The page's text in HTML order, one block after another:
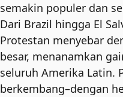
semakin populer dan
Dari Brazil hingga El
Protestan menyebar
besar, menanamkan
seluruh Amerika Latin.
berkembang–dengan